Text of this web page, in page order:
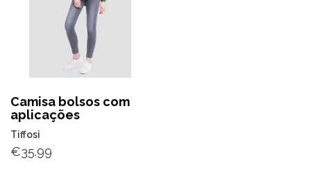
Camisa bolsos com
aplicações
Tiffosi
€35.99